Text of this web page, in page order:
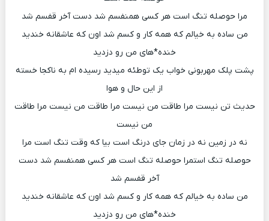
مرا حوصله تنگ است هر کسی همنفسم شد دست آخر قفسم شد
من ساده به خیالم که همه کار و کسم شد اون که عاشقانه خندید
خنده*های من رو دزدید
پشت پلک مهربونی خواب یک توطئه میدید رسیده ام به ناکجا خسته
از این حال و هوا
حدیث تن نیست مرا طاقت من نیست مرا طاقت من نیست مرا طاقت
من نیست
نه در زمین نه در زمان جای درنگ است بیا که وقت تنگ است مرا
حوصله تنگ استمرا حوصله تنگ است هر کسی همنفسم شد دست
آخر قفسم شد
من ساده به خیالم که همه کار و کسم شد اون که عاشقانه خندید
خنده*های من رو دزدید